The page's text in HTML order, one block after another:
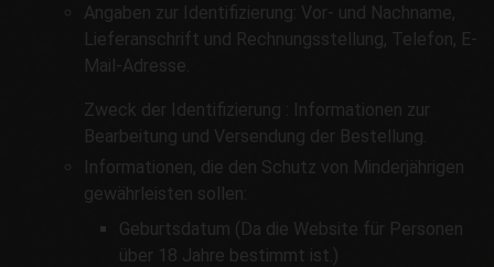
Angaben zur Identifizierung: Vor- und Nachname,
Lieferanschrift und Rechnungsstellung, Telefon, E-
Mail-Adresse.
Zweck der Identifizierung : Informationen zur
Bearbeitung und Versendung der Bestellung.
Informationen, die den Schutz von Minderjährigen
gewährleisten sollen:
Geburtsdatum (Da die Website für Personen
über 18 Jahre bestimmt ist.)